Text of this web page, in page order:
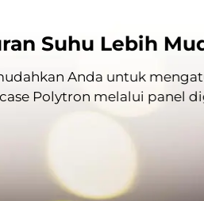
Suhu Lebih
Anda untuk
Polytron melalui panel